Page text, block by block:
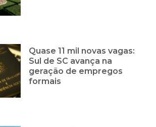
Quase 11 mil novas vagas:
Sul de SC avança na
geração de empregos
formais